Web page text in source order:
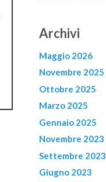
Archivi
Maggio 2026
Novembre 2025
Ottobre 2025
Marzo 2025
Gennaio 2025
Novembre 2023
Settembre 2023
Giugno 2023